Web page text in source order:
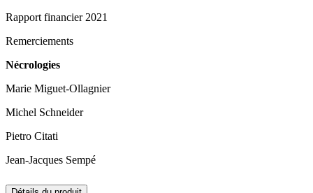
Rapport financier 2021
Remerciements
Nécrologies
Marie Miguet-Ollagnier
Michel Schneider
Pietro Citati
Jean-Jacques Sempé